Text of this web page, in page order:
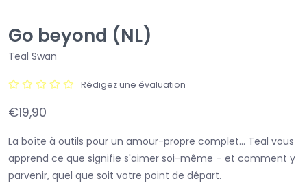
Go beyond (NL)
Teal Swan
Rédigez une évaluation
€19,90
La boîte à outils pour un amour-propre complet... Teal vous
apprend ce que signifie s'aimer soi-même – et comment y
parvenir, quel que soit votre point de départ.